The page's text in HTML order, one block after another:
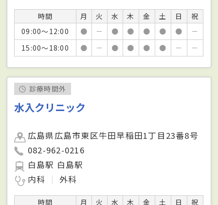
時間 月 火 水 木 金 土 日
祝
09:00～12:00
● － ● ● ● ● ●
－
15:00～18:00
● － ● ● ● ● － －
診療時間外
水入クリニック
広島県広島市東区牛田早稲田1丁目23番8号
082-962-0216
白島駅 白島駅
内科
外科
時間 月 火 水 木 金 土 日
祝